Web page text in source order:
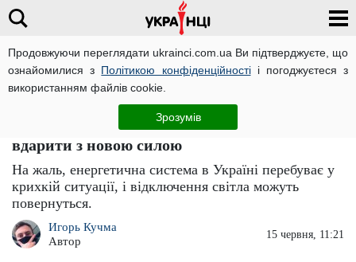
Продовжуючи переглядати ukrainci.com.ua Ви підтверджуєте, що
ознайомилися з Політикою конфіденційностіі погоджуєтеся з
використанням файлів cookie.
Зрозумів
Важливо
Купуйте павербанки, свічки та ліхтарики:
масштабні відключення світла можуть
вдарити з новою силою
На жаль, енергетична система в Україні перебуває у
крихкій ситуації, і відключення світла можуть
повернуться.
Игорь Кучма
Автор
15 червня, 11:21